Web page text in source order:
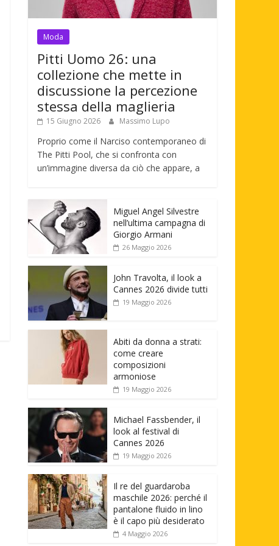
Moda
Pitti Uomo 26: una
collezione che mette in
discussione la percezione
stessa della maglieria
15 Giugno 2026 Massimo Lupo
Proprio come il Narciso contemporaneo di
The Pitti Pool, che si confronta con
un’immagine diversa da ciò che appare, a
Miguel Angel Silvestre
nell’ultima campagna di
Giorgio Armani
26 Maggio 2026
John Travolta, il look a
Cannes 2026 divide tutti
19 Maggio 2026
Abiti da donna a strati:
come creare
composizioni
armoniose
19 Maggio 2026
Michael Fassbender, il
look al festival di
Cannes 2026
19 Maggio 2026
Il re del guardaroba
maschile 2026: perché il
pantalone fluido in lino
è il capo più desiderato
4 Maggio 2026